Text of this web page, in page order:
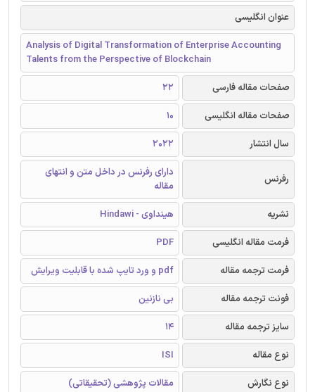
عنوان انگلیسی
Analysis of Digital Transformation of Enterprise Accounting
Talents from the Perspective of Blockchain
صفحات مقاله فارسی
22
صفحات مقاله انگلیسی
10
سال انتشار
2022
رفرنس
دارای رفرنس در داخل متن و انتهای
مقاله
نشریه
هینداوی - Hindawi
فرمت مقاله انگلیسی
PDF
فرمت ترجمه مقاله
pdf و ورد تایپ شده با قابلیت ویرایش
فونت ترجمه مقاله
بی نازنین
سایز ترجمه مقاله
14
نوع مقاله
ISI
نوع نگارش
مقالات پژوهشی (تحقیقاتی)